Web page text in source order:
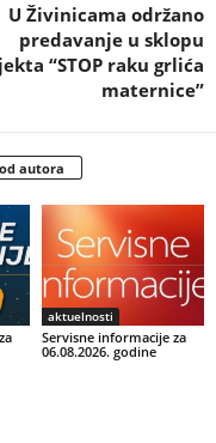
U Živinicama održano
predavanje u sklopu
“STOP raku grlića
maternice”
autora
aktuelnosti
Servisne informacije za
06.08.2026. godine